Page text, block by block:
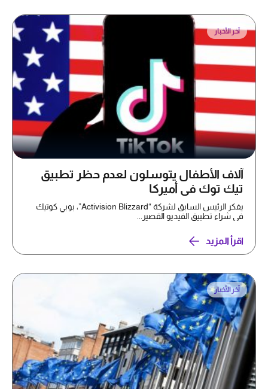
آخر الأخبار
آلاف الأطفال يتوسلون لعدم حظر تطبيق
تيك توك في أميركا
يفكر الرئيس السابق لشركة “Activision Blizzard”، بوبي كوتيك
في شراء تطبيق الفيديو القصير...
اقرأ المزيد
آخر الأخبار